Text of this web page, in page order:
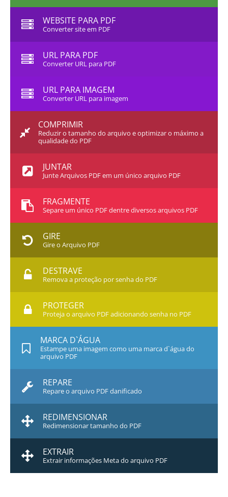
WEBSITE PARA PDF
Converter site em PDF
URL PARA PDF
Converter URL para PDF
URL PARA IMAGEM
Converter URL para imagem
COMPRIMIR
Reduzir o tamanho do arquivo e optimizar o máximo a
qualidade do PDF
JUNTAR
Junte Arquivos PDF em um único arquivo PDF
FRAGMENTE
Separe um único PDF dentre diversos arquivos PDF
GIRE
Gire o Arquivo PDF
DESTRAVE
Remova a proteção por senha do PDF
PROTEGER
Proteja o arquivo PDF adicionando senha no PDF
MARCA D`ÁGUA
Estampe uma imagem como uma marca d`água do
arquivo PDF
REPARE
Repare o arquivo PDF danificado
REDIMENSIONAR
Redimensionar tamanho do PDF
EXTRAIR
Extrair informações Meta do arquivo PDF